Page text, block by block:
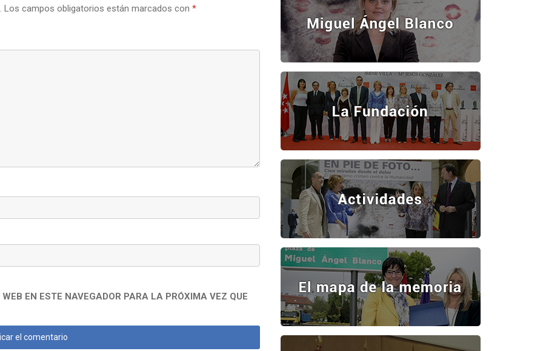
Los campos obligatorios están marcados con *
EN ESTE NAVEGADOR PARA LA PRÓXIMA VEZ QUE